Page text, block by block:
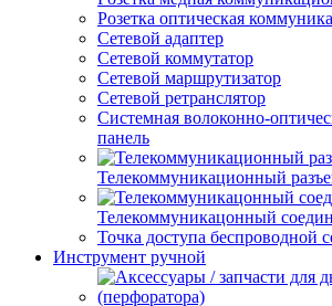
Розетка оптическая
Сетевой адаптер
Сетевой коммутатор
Сетевой маршрутизатор
Сетевой ретранслятор
Системная волоконно-
панель
Телекоммуникационный
Телекоммуникацонный
Точка доступа беспроводной
Инструмент ручной